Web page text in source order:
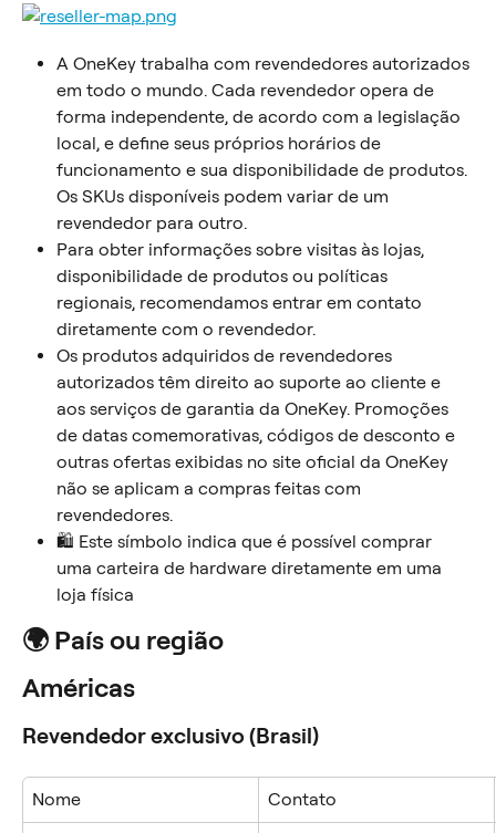
A OneKey trabalha com revendedores autorizados
em todo o mundo. Cada revendedor opera de
forma independente, de acordo com a legislação
local, e define seus próprios horários de
funcionamento e sua disponibilidade de produtos.
Os SKUs disponíveis podem variar de um
revendedor para outro.
Para obter informações sobre visitas às lojas,
disponibilidade de produtos ou políticas
regionais, recomendamos entrar em contato
diretamente com o revendedor.
Os produtos adquiridos de revendedores
autorizados têm direito ao suporte ao cliente e
aos serviços de garantia da OneKey. Promoções
de datas comemorativas, códigos de desconto e
outras ofertas exibidas no site oficial da OneKey
não se aplicam a compras feitas com
revendedores.
🛍️ Este símbolo indica que é possível comprar
uma carteira de hardware diretamente em uma
loja física
🌍 País ou região
Américas
Revendedor exclusivo (Brasil)
Nome Contato